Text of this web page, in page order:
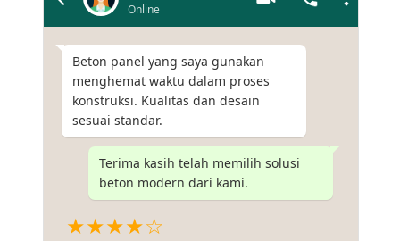
Online
Beton panel yang saya gunakan
menghemat waktu dalam proses
konstruksi. Kualitas dan desain
sesuai standar.
Terima kasih telah memilih solusi
beton modern dari kami.
★★★★☆